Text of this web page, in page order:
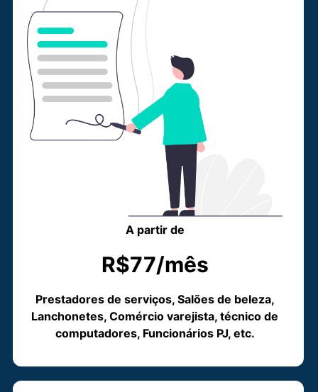
A partir de
R$77/mês
Prestadores de serviços, Salões de beleza,
Lanchonetes, Comércio varejista, técnico de
computadores, Funcionários PJ, etc.